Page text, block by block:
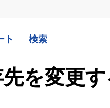
ト 検索
を変更